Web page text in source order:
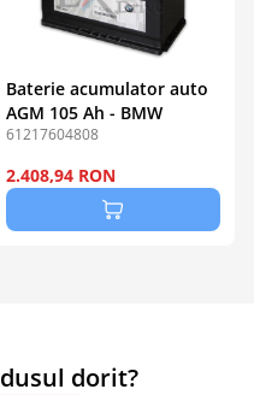
Baterie acumulator auto
AGM 105 Ah - BMW
61217604808
2.408,94 RON
dorit?